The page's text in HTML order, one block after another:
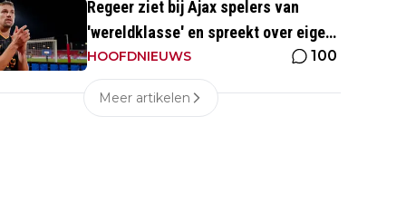
Regeer ziet bij Ajax spelers van
'wereldklasse' en spreekt over eigen
toekomst: 'Het wordt nog druk'
HOOFDNIEUWS 100
Meer artikelen